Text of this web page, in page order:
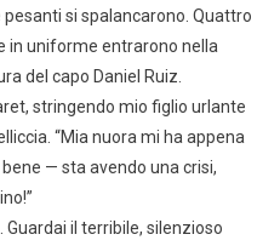
pesanti si spalancarono. Quattro
in uniforme entrarono nella
del capo Daniel Ruiz.
stringendo mio figlio urlante
“Mia nuora mi ha appena
— sta avendo una crisi,
il terribile, silenzioso